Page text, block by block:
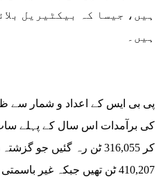
ہیں، جیسا کہ بیکٹیریل
ہیں۔
پی بی ایس کے اعداد و شمار سے
کر 316,055 ٹن رہ گئیں